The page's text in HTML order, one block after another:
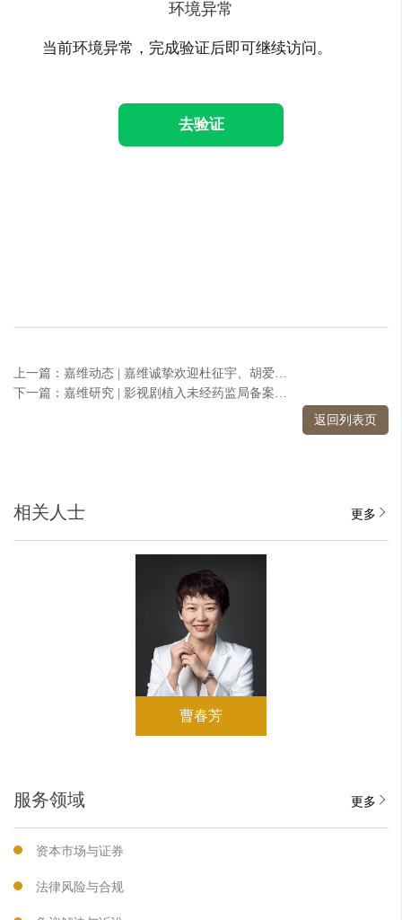
环境异常
当前环境异常，完成验证后即可继续访问。
去验证
上一篇：嘉维动态 | 嘉维诚挚欢迎杜征宇、胡爱国两位律师的加入
下一篇：嘉维研究 | 影视剧植入未经药监局备案的化妆品，是否导致《植入广告合同》无效
返回列表页
相关人士 更多
曹春芳
服务领域 更多
资本市场与证券
法律风险与合规